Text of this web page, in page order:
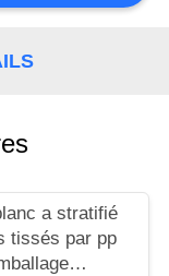
a stratifié
tissés par pp